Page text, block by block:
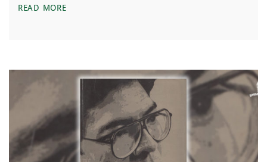
READ MOREการจับเนื้อทรายที่เกาะกระดาด